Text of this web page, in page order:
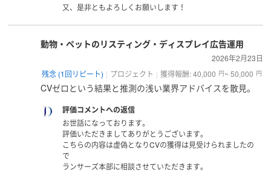
又、是非ともよろしくお願いします！
動物・ペットのリスティング・ディスプレイ広告運用
2026年2月23日
残念 (1回リピート)
プロジェクト 獲得報酬: 40,000 円~ 50,000 円
CVゼロという結果と推測の浅い業界アドバイスを散見。
評価コメントへの返信
お世話になっております。
評価いただきましてありがとうございます。
こちらの内容は虚偽となりCVの獲得は見受けられましたの
で
ランサーズ本部に相談させていただきます。